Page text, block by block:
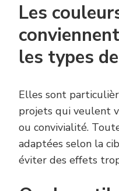
Les
les types
Elles sont
projets qui veulent
ou convivialité.
adaptées selon la
éviter des effets